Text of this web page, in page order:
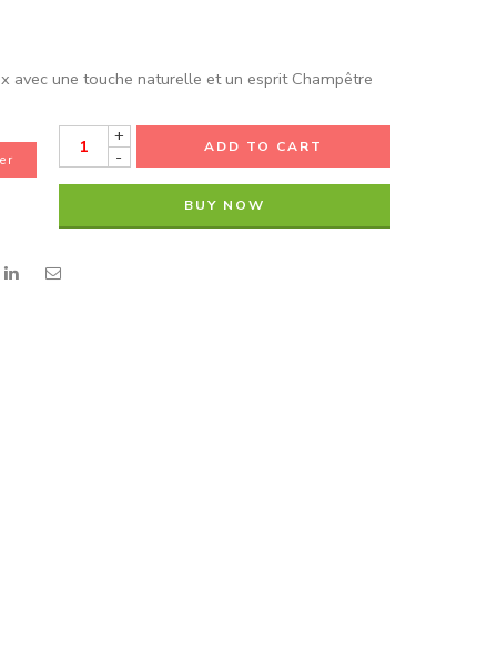
avec une touche naturelle et un esprit Champêtre
+
-
ADD TO CART
BUY NOW